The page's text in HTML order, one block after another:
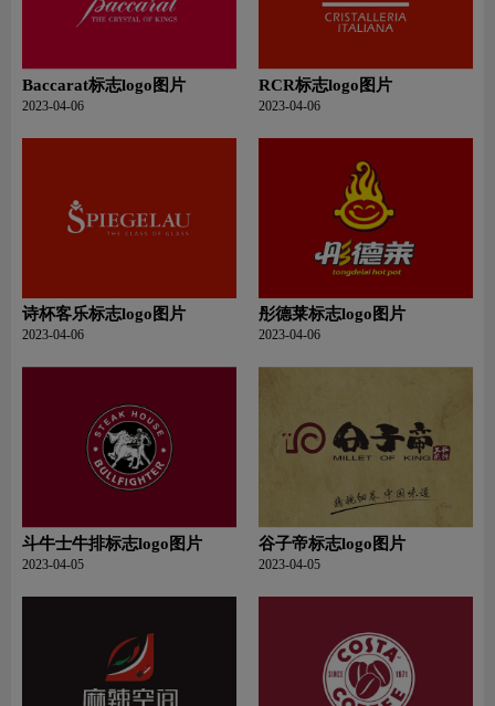
Baccarat标志logo图片
2023-04-06
RCR标志logo图片
2023-04-06
诗杯客乐标志logo图片
2023-04-06
彤德莱标志logo图片
2023-04-06
斗牛士牛排标志logo图片
2023-04-05
谷子帝标志logo图片
2023-04-05